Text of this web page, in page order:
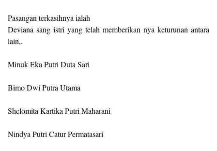
Pasangan terkasihnya ialah
Deviana sang istri yang telah memberikan nya keturunan antara
lain,.
Minuk Eka Putri Duta Sari
Bimo Dwi Putra Utama
Shelomita Kartika Putri Maharani
Nindya Putri Catur Permatasari